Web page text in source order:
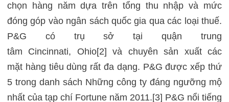
chọn hàng năm dựa trên tổng thu nhập và mức
đóng góp vào ngân sách quốc gia qua các loại thuế.
P&G có trụ sở tại quận trung
tâm Cincinnati, Ohio[2] và chuyên sản xuất các
mặt hàng tiêu dùng rất đa dạng. P&G được xếp thứ
5 trong danh sách Những công ty đáng ngưỡng mộ
nhất của tạp chí Fortune năm 2011.[3] P&G nổi tiếng